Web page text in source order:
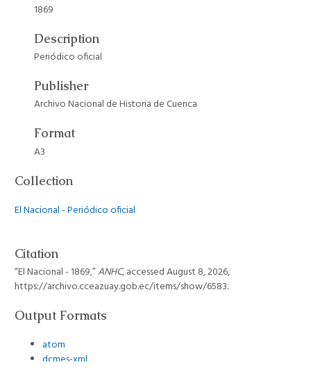
1869
Description
Periódico oficial
Publisher
Archivo Nacional de Historia de Cuenca
Format
A3
Collection
El Nacional - Periódico oficial
Citation
“El Nacional - 1869,”ANHC, accessed August 8, 2026,
https://archivo.cceazuay.gob.ec/items/show/6583.
Output Formats
atom
dcmes-xml